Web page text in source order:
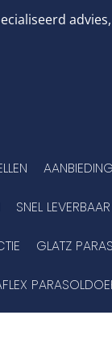
SNEL LEVERBAAR
GLATZ